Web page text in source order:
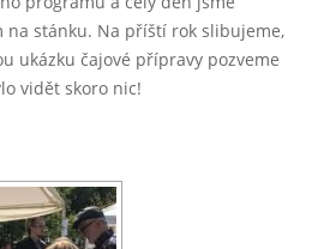
na stánku. Na příští rok slibujeme,
ukázku čajové přípravy pozveme
vidět skoro nic!